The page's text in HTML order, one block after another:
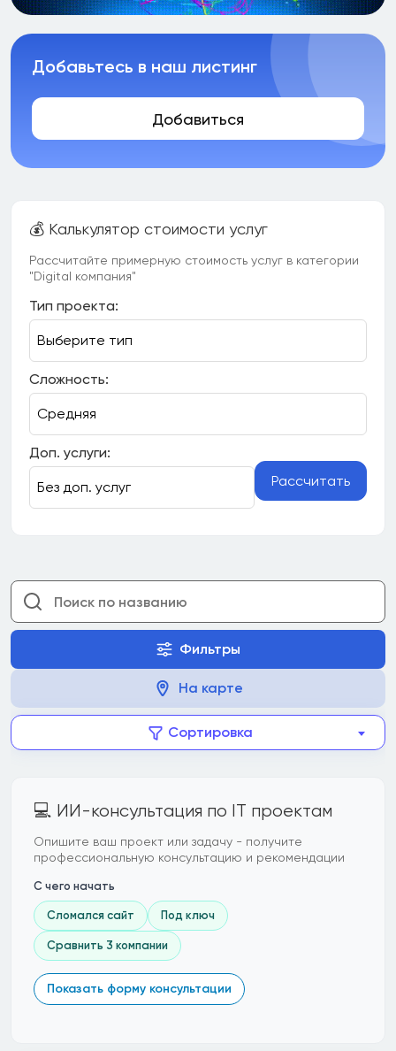
Добавьтесь в наш листинг
Добавиться
💰 Калькулятор стоимости услуг
Рассчитайте примерную стоимость услуг в категории
"Digital компания"
Тип проекта:
Сложность:
Доп. услуги:
Рассчитать
Фильтры
На карте
Сортировка
💻 ИИ-консультация по IT проектам
Опишите ваш проект или задачу - получите
профессиональную консультацию и рекомендации
С чего начать
Сломался сайт Под ключ
Сравнить 3 компании
Показать форму консультации